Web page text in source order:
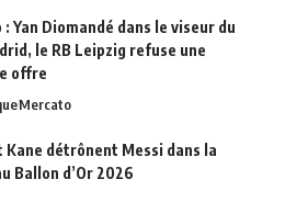
Yan Diomandé dans le viseur du
le RB Leipzig refuse une
offre
Mercato
Kane détrônent Messi dans la
Ballon d’Or 2026